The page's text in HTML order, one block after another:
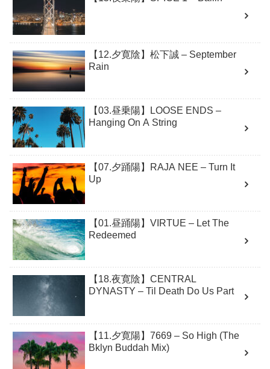
【12.夕寛陰】松下誠 – September
Rain
【03.昼乗陽】LOOSE ENDS –
Hanging On A String
【07.夕踊陽】RAJA NEE – Turn It
Up
【01.昼踊陽】VIRTUE – Let The
Redeemed
【18.夜寛陰】CENTRAL
DYNASTY – Til Death Do Us Part
【11.夕寛陽】7669 – So High (The
Bklyn Buddah Mix)